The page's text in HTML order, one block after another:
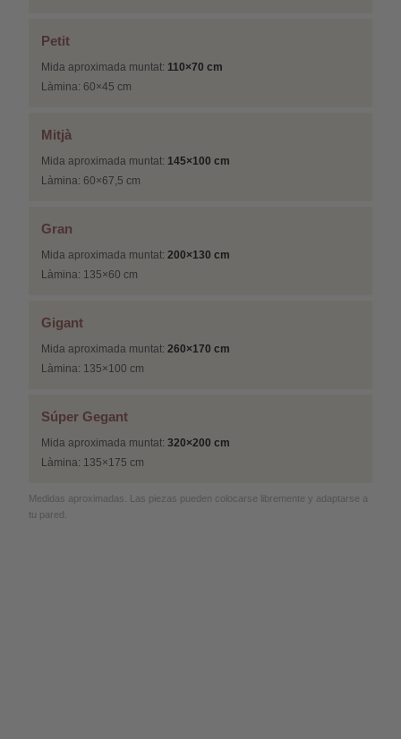
Petit
Mida aproximada muntat: 110×70 cm
Làmina: 60×45 cm
Mitjà
Mida aproximada muntat: 145×100 cm
Làmina: 60×67,5 cm
Gran
Mida aproximada muntat:200×130 cm
Làmina: 135×60 cm
Gigant
Mida aproximada muntat:260×170 cm
Làmina: 135×100 cm
Súper Gegant
Mida aproximada muntat:320×200 cm
Làmina: 135×175 cm
Medidas aproximadas. Las piezas pueden colocarse libremente y adaptarse a
tu pared.